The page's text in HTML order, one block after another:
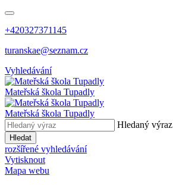
+420327371145
turanskae@seznam.cz
Vyhledávání
Mateřská škola Tupadly
Mateřská škola Tupadly
Hledaný výraz
Hledat
rozšířené vyhledávání
Vytisknout
Mapa webu